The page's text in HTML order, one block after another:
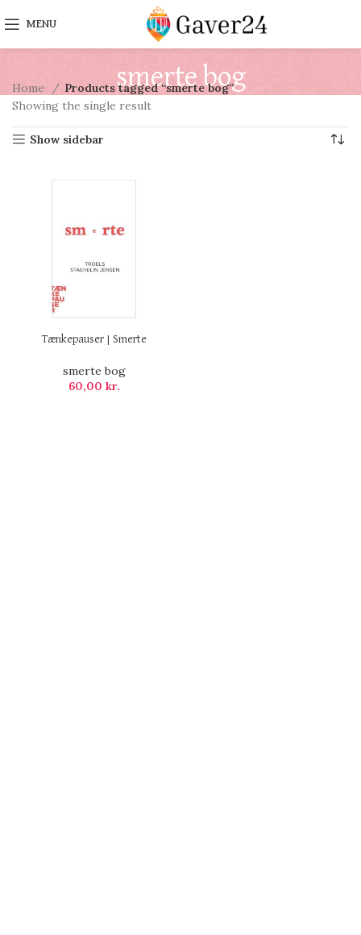
MENU
smerte bog
Home
Products tagged “smerte bog”
Showing the single result
Show sidebar
Tænkepauser | Smerte
smerte bog
60,00 kr.